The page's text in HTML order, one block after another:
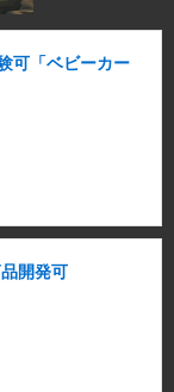
可「ベビーカー
開発可